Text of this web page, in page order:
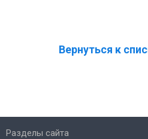
Вернуться к
Разделы сайта